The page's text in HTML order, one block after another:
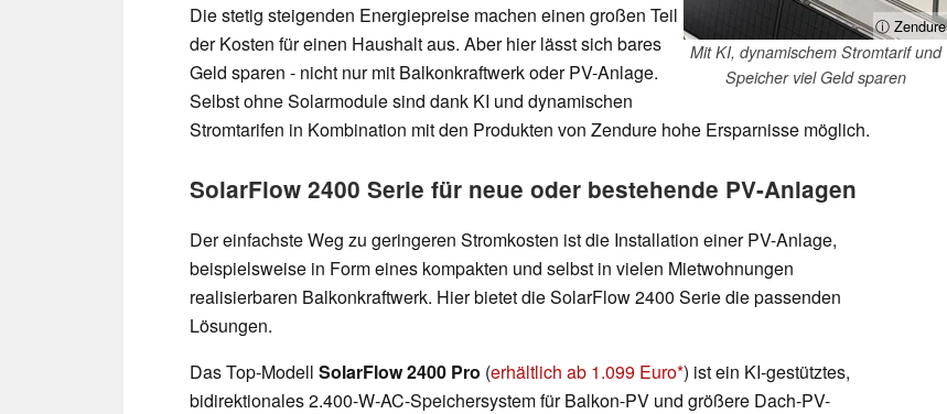
ⓘ Zendure
Mit KI, dynamischem Stromtarif und
Speicher viel Geld sparen
Die stetig steigenden Energiepreise machen einen großen Teil
der Kosten für einen Haushalt aus. Aber hier lässt sich bares
Geld sparen - nicht nur mit Balkonkraftwerk oder PV-Anlage.
Selbst ohne Solarmodule sind dank KI und dynamischen
Stromtarifen in Kombination mit den Produkten von Zendure hohe Ersparnisse möglich.
SolarFlow 2400 Serie für neue oder bestehende PV-Anlagen
Der einfachste Weg zu geringeren Stromkosten ist die Installation einer PV-Anlage,
beispielsweise in Form eines kompakten und selbst in vielen Mietwohnungen
realisierbaren Balkonkraftwerk. Hier bietet die SolarFlow 2400 Serie die passenden
Lösungen.
Das Top-Modell SolarFlow 2400 Pro (erhältlich ab 1.099 Euro ) ist ein KI-gestütztes,
bidirektionales 2.400-W-AC-Speichersystem für Balkon-PV und größere Dach-PV-